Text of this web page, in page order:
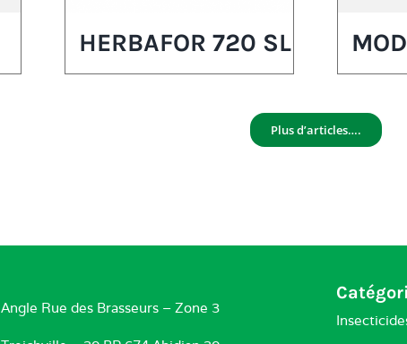
HERBAFOR 720 SL
Plus d’articles….
Angle Rue des Brasseurs – Zone 3